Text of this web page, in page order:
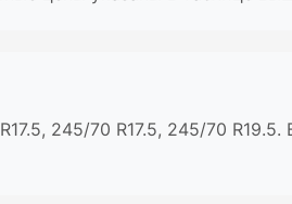
245/70 R17.5, 245/70